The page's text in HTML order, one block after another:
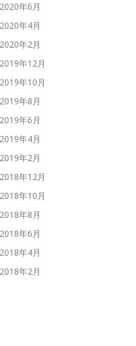
2020年6月
2020年4月
2020年2月
2019年12月
2019年10月
2019年8月
2019年6月
2019年4月
2019年2月
2018年12月
2018年10月
2018年8月
2018年6月
2018年4月
2018年2月